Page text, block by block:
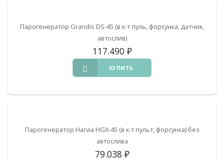
Парогенератор Grandis DS-45 (в к-т пуль, форсунка, датчик,
автослив)
117.490 ₽
КУПИТЬ
Парогенератор Harvia HGX-45 (в к-т пульт, форсунка) без
автослива
79.038 ₽